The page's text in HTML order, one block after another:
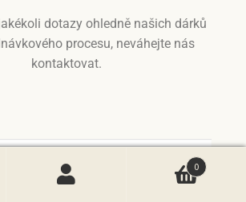
dotazy ohledně našich dárků
procesu, neváhejte nás
kontaktovat.
0